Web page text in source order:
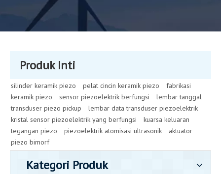
Produk Inti
silinder keramik piezo pelat cincin keramik piezo
fabrikasi
keramik piezo
sensor piezoelektrik berfungsi
lembar tanggal
transduser piezo pickup
lembar data transduser piezoelektrik
kristal sensor piezoelektrik yang berfungsi
kuarsa keluaran
tegangan piezo
piezoelektrik atomisasi ultrasonik
aktuator
piezo bimorf
Kategori Produk